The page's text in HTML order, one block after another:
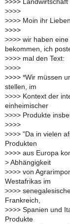
>>>> Landwirtschaft
>>>>
>>>> Moin ihr
>>>>
>>>> wir haben
bekommen, ich
>>>> mal den Text:
>>>>
>>>> *Wir müssen
stellen, im
>>>> Kontext der
einheimischer
>>>> Produkte
>>>>
>>>> "Da in vielen
Produkten
>>>> aus Europa
> Abhängigkeit
>>>> von
Westafrikas im
>>>>
Frankreich,
>>>> Spanien und
Produkte